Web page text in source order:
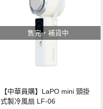
售完，補貨中
【中華員購】LaPO mini 頸掛
式製冷風扇 LF-06